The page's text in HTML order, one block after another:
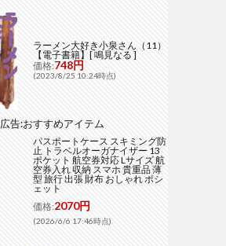
ラーメン大好き小泉さん（11）
【電子書籍】[ 鳴見なる ]
価格:748円
(2023/8/25 10:24時点)
広告:おすすめアイテム
パスポートケース スキミング防
止 トラベルオーガナイザー 13
ポケット 航空券対応 Lサイズ 航
空券入れ 収納 スマホ 貴重品 薄
型 旅行 出張 財布 おしゃれ ポシ
ェット
価格:2070円
(2026/6/6 17:46時点)